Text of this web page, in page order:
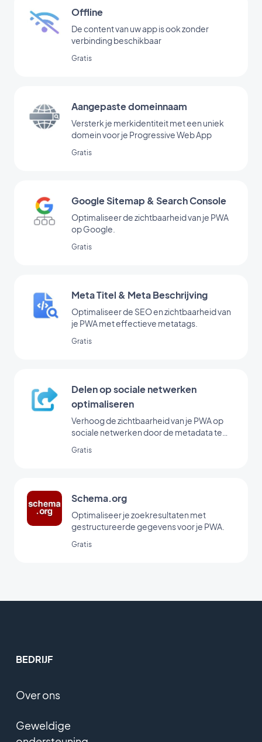
Offline
De content van uw app is ook zonder
verbinding beschikbaar
Gratis
Aangepaste domeinnaam
Versterk je merkidentiteit met een uniek
domein voor je Progressive Web App
Gratis
Google Sitemap & Search Console
Optimaliseer de zichtbaarheid van je PWA
op Google.
Gratis
Meta Titel & Meta Beschrijving
Optimaliseer de SEO en zichtbaarheid van
je PWA met effectieve metatags.
Gratis
Delen op sociale netwerken
optimaliseren
Verhoog de zichtbaarheid van je PWA op
sociale netwerken door de metadata te
Gratis
Schema.org
Optimaliseer je zoekresultaten met
gestructureerde gegevens voor je PWA.
Gratis
BEDRIJF
Over ons
Geweldige